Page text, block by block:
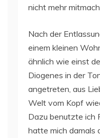
nicht mehr
Nach der
einem kleinen
ähnlich wie einst
Diogenes in der
angetreten, aus
Welt vom Kopf
Dazu benutzte ich
hatte mich damals